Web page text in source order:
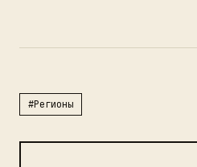
#Регионы